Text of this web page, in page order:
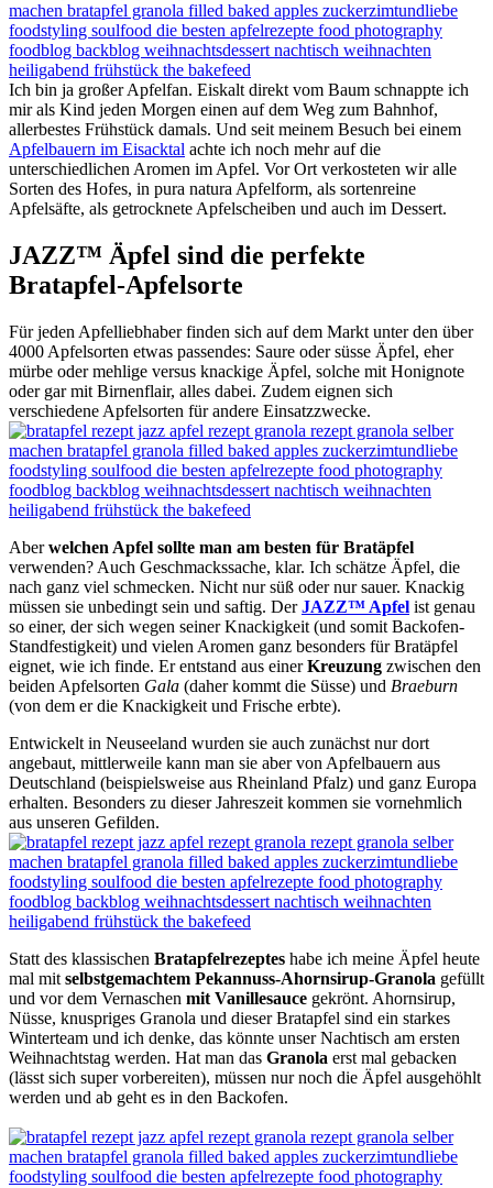
Ich bin ja großer Apfelfan. Eiskalt direkt vom Baum schnappte ich
mir als Kind jeden Morgen einen auf dem Weg zum Bahnhof,
allerbestes Frühstück damals. Und seit meinem Besuch bei einem
Apfelbauern im Eisacktal achte ich noch mehr auf die
unterschiedlichen Aromen im Apfel. Vor Ort verkosteten wir alle
Sorten des Hofes, in pura natura Apfelform, als sortenreine
Apfelsäfte, als getrocknete Apfelscheiben und auch im Dessert.
JAZZ™ Äpfel sind die perfekte
Bratapfel-Apfelsorte
Für jeden Apfelliebhaber finden sich auf dem Markt unter den über
4000 Apfelsorten etwas passendes: Saure oder süsse Äpfel, eher
mürbe oder mehlige versus knackige Äpfel, solche mit Honignote
oder gar mit Birnenflair, alles dabei. Zudem eignen sich
verschiedene Apfelsorten für andere Einsatzzwecke.
Aberwelchen Apfel sollte man am besten für Bratäpfel
verwenden? Auch Geschmackssache, klar. Ich schätze Äpfel, die
nach ganz viel schmecken. Nicht nur süß oder nur sauer. Knackig
müssen sie unbedingt sein und saftig. DerJAZZ™ Apfel ist genau
so einer, der sich wegen seiner Knackigkeit (und somit Backofen-
Standfestigkeit) und vielen Aromen ganz besonders für Bratäpfel
eignet, wie ich finde. Er entstand aus einerKreuzung zwischen den
beiden Apfelsorten Gala (daher kommt die Süsse) und Braeburn
(von dem er die Knackigkeit und Frische erbte).
Entwickelt in Neuseeland wurden sie auch zunächst nur dort
angebaut, mittlerweile kann man sie aber von Apfelbauern aus
Deutschland (beispielsweise aus Rheinland Pfalz) und ganz Europa
erhalten. Besonders zu dieser Jahreszeit kommen sie vornehmlich
aus unseren Gefilden.
Statt des klassischen Bratapfelrezeptes habe ich meine Äpfel heute
mal mit selbstgemachtem Pekannuss-Ahornsirup-Granola gefüllt
und vor dem Vernaschen mit Vanillesauce gekrönt. Ahornsirup,
Nüsse, knuspriges Granola und dieser Bratapfel sind ein starkes
Winterteam und ich denke, das könnte unser Nachtisch am ersten
Weihnachtstag werden. Hat man das Granola erst mal gebacken
(lässt sich super vorbereiten), müssen nur noch die Äpfel ausgehöhlt
werden und ab geht es in den Backofen.